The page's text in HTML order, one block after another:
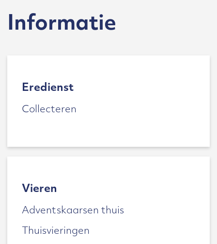
Informatie
Eredienst
Collecteren
Vieren
Adventskaarsen thuis
Thuisvieringen